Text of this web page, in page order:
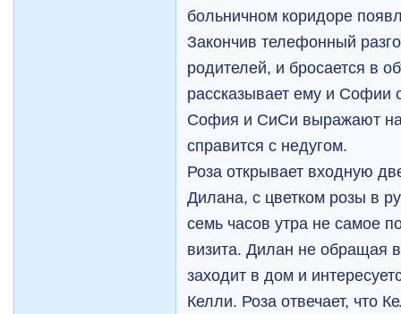
больничном коридоре
Закончив телефонный
родителей, и бросается в
рассказывает ему и Софии
София и СиСи выражают
справится с недугом.
Роза открывает входную
Дилана, с цветком розы в
семь часов утра не самое
визита. Дилан не обращая
заходит в дом и
Келли. Роза отвечает, что